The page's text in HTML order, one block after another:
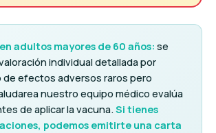
adultos mayores de 60 años: se
individual detallada por
de efectos adversos raros pero
nuestro equipo médico evalúa
de aplicar la vacuna. Si tienes
podemos emitirte una carta